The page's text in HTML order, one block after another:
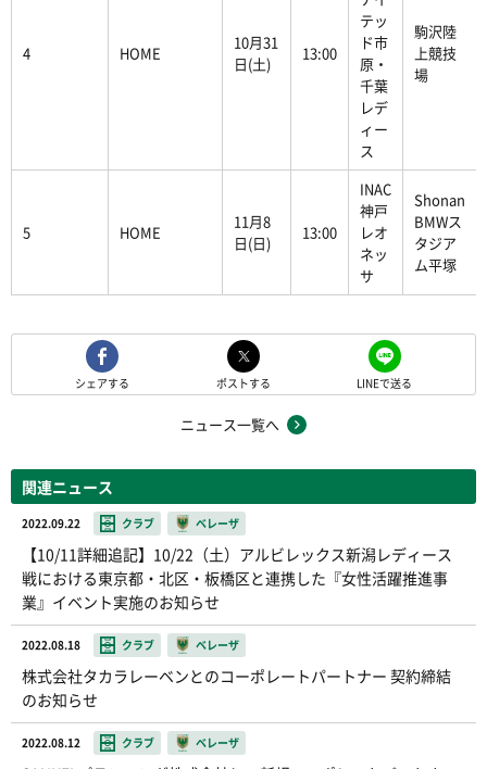
4 HOME
10月31
日(土)
13:00
テッ
ド市
原・
千葉
レデ
ィー
ス
駒沢陸
上競技
場
5 HOME
11月8
日(日)
13:00
INAC
神戸
レオ
ネッ
サ
Shonan
BMWス
タジア
ム平塚
シェアする ポストする LINEで送る
ニュース一覧へ
関連ニュース
2022.09.22 クラブ ベレーザ
【10/11詳細追記】10/22（土）アルビレックス新潟レディース
戦における東京都・北区・板橋区と連携した『女性活躍推進事
業』イベント実施のお知らせ
2022.08.18 クラブ ベレーザ
株式会社タカラレーベンとのコーポレートパートナー 契約締結
のお知らせ
2022.08.12 クラブ ベレーザ